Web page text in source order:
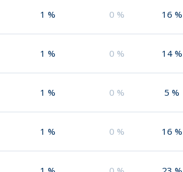
1 % 0 % 16 %
1 % 0 % 14 %
1 % 0 % 5 %
1 % 0 % 16 %